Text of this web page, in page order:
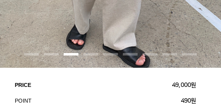
PRICE 49,000원
POINT 490원